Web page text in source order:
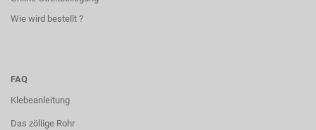
Wie wird bestellt ?
FAQ
Klebeanleitung
Das zöllige Rohr